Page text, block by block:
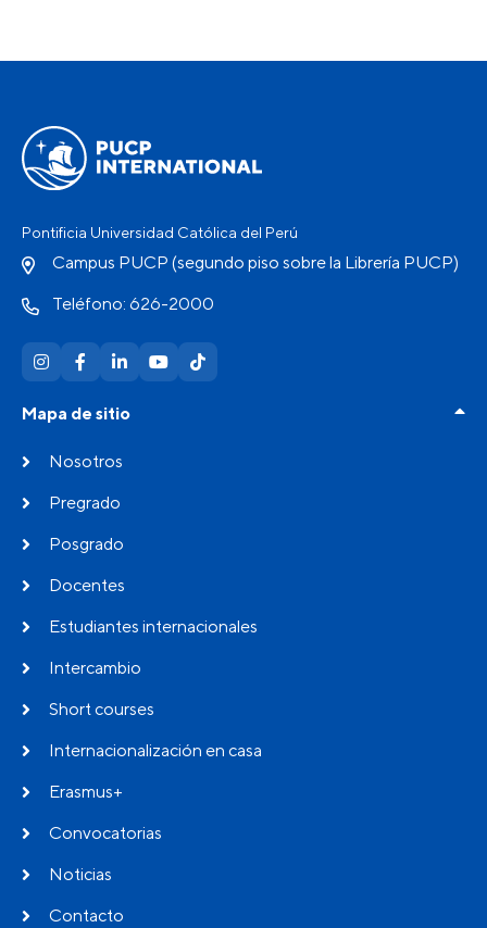
Pontificia Universidad Católica del Perú
Campus PUCP (segundo piso sobre la Librería PUCP)
Teléfono: 626-2000
Mapa de sitio
Nosotros
Pregrado
Posgrado
Docentes
Estudiantes internacionales
Intercambio
Short courses
Internacionalización en casa
Erasmus+
Convocatorias
Noticias
Contacto